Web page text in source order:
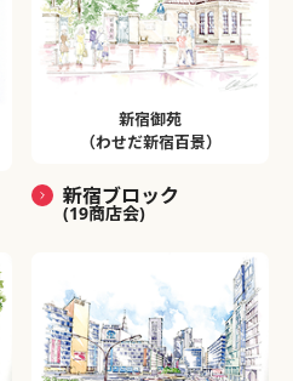
新宿御苑
（わせだ新宿百景）
新宿ブロック
(19商店会)